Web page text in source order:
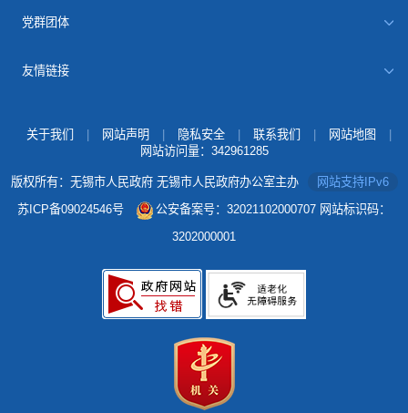
党群团体
友情链接
关于我们 网站声明 隐私安全 联系我们 网站地图
网站访问量： 342961285
版权所有：无锡市人民政府 无锡市人民政府办公室主办
网站支持IPv6
苏ICP备09024546号
公安备案号：32021102000707 网站标识码：
3202000001